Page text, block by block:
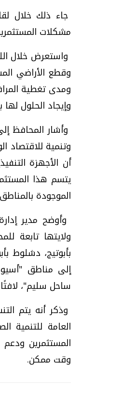
جاء ذلك خلال
مشكلات
واستعرض خلال
وقطع الأراضي
ومدى تغطية
وإيجاد الحلول
وأشار المحافظ
أن الأجهزة
يتسم هذا
الموجودة
ولايتها تابعة
بأبوتيج، دشلوط
إلى مناطق
ساحل سليم"،
وذكر أنه يتم
العامة للتنمية
المستثمرين
وقت ممكن.
تحقيقات
موجات الطقس الساخنة.. لماذا